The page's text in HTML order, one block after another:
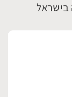
בישראל